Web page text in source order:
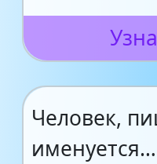
Человек,
именуется…